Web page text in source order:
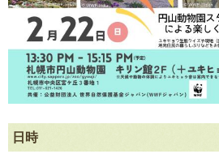
日時